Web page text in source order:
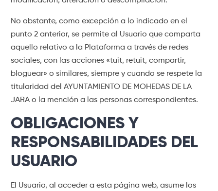
No obstante, como excepción a lo indicado en el
punto 2 anterior, se permite al Usuario que comparta
aquello relativo a la Plataforma a través de redes
sociales, con las acciones «tuit, retuit, compartir,
bloguear» o similares, siempre y cuando se respete la
titularidad del AYUNTAMIENTO DE MOHEDAS DE LA
JARA o la mención a las personas correspondientes.
OBLIGACIONES Y
RESPONSABILIDADES DEL
USUARIO
El Usuario, al acceder a esta página web, asume los